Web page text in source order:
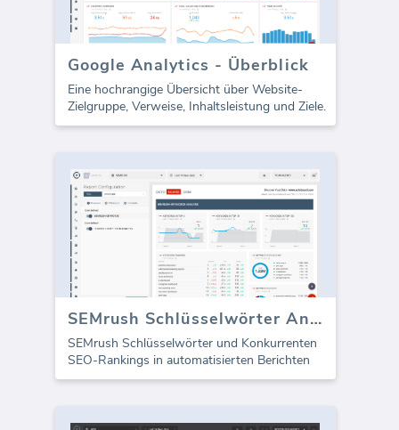
Google Analytics - Überblick
Eine hochrangige Übersicht über Website-
Zielgruppe, Verweise, Inhaltsleistung und Ziele.
SEMrush Schlüsselwörter Analyse (Bericht)
SEMrush Schlüsselwörter und Konkurrenten
SEO-Rankings in automatisierten Berichten